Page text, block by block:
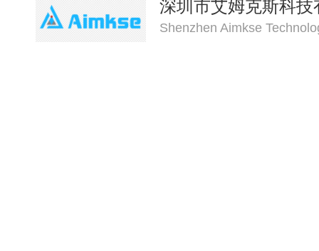
深圳市艾姆克斯科技
Shenzhen Aimkse